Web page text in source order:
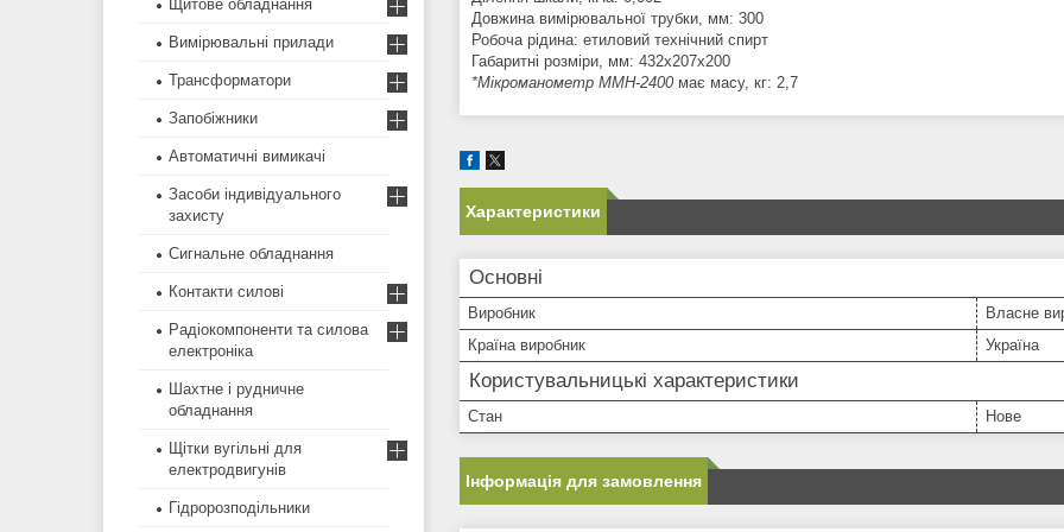
Довжина вимірювальної трубки, мм: 300
Робоча рідина: етиловий технічний спирт
Габаритні розміри, мм: 432х207х200
*Мікроманометр ММН-2400 має масу, кг: 2,7
Характеристики
Основні
Виробник
Власне
Країна виробник
Україна
Користувальницькі характеристики
Стан Нове
Інформація для замовлення
Щитове обладнання
Вимірювальні прилади
Трансформатори
Запобіжники
Автоматичні вимикачі
Засоби індивідуального
захисту
Сигнальне обладнання
Контакти силові
Радіокомпоненти та силова
електроніка
Шахтне і рудничне
обладнання
Щітки вугільні для
електродвигунів
Гідророзподільники